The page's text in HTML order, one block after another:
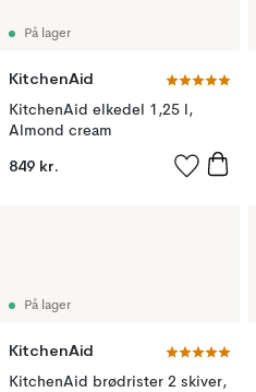
På lager
KitchenAid
KitchenAid elkedel 1,25 l,
Almond cream
849 kr.
På lager
KitchenAid
KitchenAid brødrister 2 skiver,